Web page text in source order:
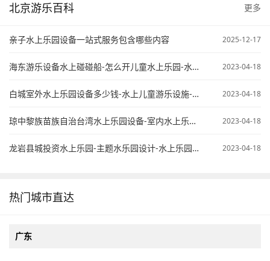
北京游乐百科 更多
亲子水上乐园设备一站式服务包含哪些内容 2025-12-17
海东游乐设备水上碰碰船-怎么开儿童水上乐园-水上乐园项目计划书 2023-04-18
白城室外水上乐园设备多少钱-水上儿童游乐设施-开个水上乐园怎么样 2023-04-18
琼中黎族苗族自治台湾水上乐园设备-室内水上乐园需要投资多少钱-大型水上乐园设备公司 2023-04-18
龙岩县城投资水上乐园-主题水乐园设计-水上乐园配套设备 2023-04-18
热门城市直达
广东